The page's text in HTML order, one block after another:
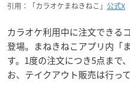
引用：「カラオケまねきねこ」 公式X
カラオケ利用中に注文できる
登場。まねきねこアプリ内「
す。1度の注文につき5点まで
お、テイクアウト販売は行っ